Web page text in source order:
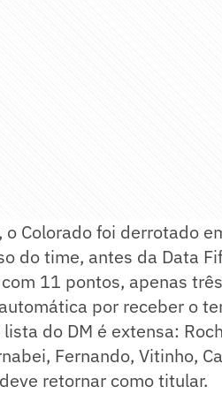
o Colorado foi derrotado
do time, antes da Data
11 pontos, apenas
por receber o
lista do DM é extensa:
Fernando, Vitinho,
retornar como titular.